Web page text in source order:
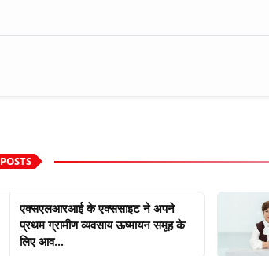
POSTS
एक्सएलआरआई के एक्ससाइट ने अपने
प्रथम ग्रामीण व्यवसाय ऊष्मायन समूह के
लिए आव...